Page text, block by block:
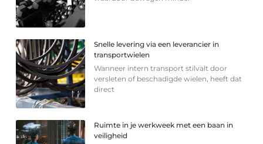
Snelle levering via een leverancier in
transportwielen
Wanneer intern transport stilvalt door
versleten of beschadigde wielen, heeft dat
direct
Ruimte in je werkweek met een baan in
veiligheid